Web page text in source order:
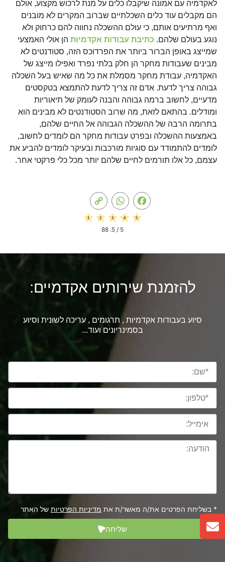
לאקדמיה עם אמונה שיקבלו כלים על מנת לרכוש מקצוע, אולם
הם מקבלים עוד כלים השכלתיים שברוב המקרים לא מובנים
ואף מרתיעים אותם, כי עולם ההשכלה נחווה להם כרחוק ולא
נוגע בעולם שלהם. כתיבת עבודות אקדמיות הן אולי האמצעי
שמייצג באופן הברור ביותר את הפרדוכס הזה, סטודנטים לא
מבינים שעבודות מחקר הן חלק בלתי נפרד ואפילו מייצג של
האקדמיה, עבודת מחקר מסמלת את כל מה שאיש בעל השכלה
גבוהה צריך לדעת. אדם זה צריך לדעת להתמצא בטקסטים
מדעיים, לחשוב ברמה גבוהה והבנה לעומק של תיאוריות
ומודלים. בהתאם לזאת, מה שרוב הסטודנטים לא מבינים הוא
בתרומה הרבה של ההשכלה הגבוהה אל החיים שלהם,
באמצעות ההשכלה ובפרט עבודות מחקר הם לומדים לחשוב,
לומדים להתמודד עם סוגיות מורכבות ובעיקר לומדים להביע את
עצמם, כל אלו תורמים לחיים שלהם יותר מכל כלי פרקטי אחר.
Facebook
WhatsApp
5
/ 5.
88
להזמנת שירותים אקדמיים:
סיוע בעבודות אקדמיות , תרגומים , עריכה לשונית וסיוע
בסמינריונים ועוד...
* בשליחת הפרטים את/ה מאשר/ת את מדיניות הפרטיות של האתר
שליחה